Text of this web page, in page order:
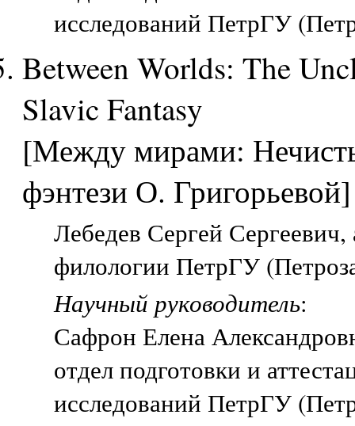
исследований ПетрГУ
Between Worlds: The
Slavic Fantasy
[Между мирами:
фэнтези О. Григорьевой]
Лебедев Сергей
филологии ПетрГУ
Научный руководитель:
Сафрон Елена
отдел подготовки и
исследований ПетрГУ